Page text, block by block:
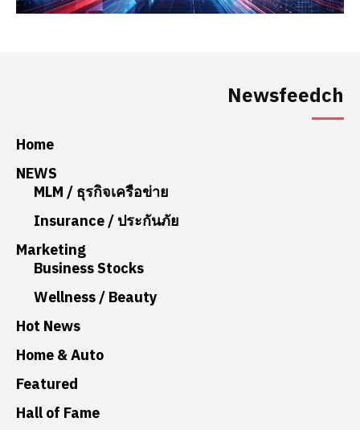
Newsfeedch
Home
NEWS
MLM / ธุรกิจเครือข่าย
Insurance / ประกันภัย
Marketing
Business Stocks
Wellness / Beauty
Hot News
Home & Auto
Featured
Hall of Fame